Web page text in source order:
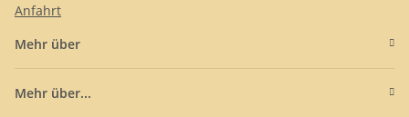
Anfahrt
Mehr über
Mehr über...